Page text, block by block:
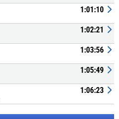
1:01:10
1:02:21
1:03:56
1:05:49
1:06:23